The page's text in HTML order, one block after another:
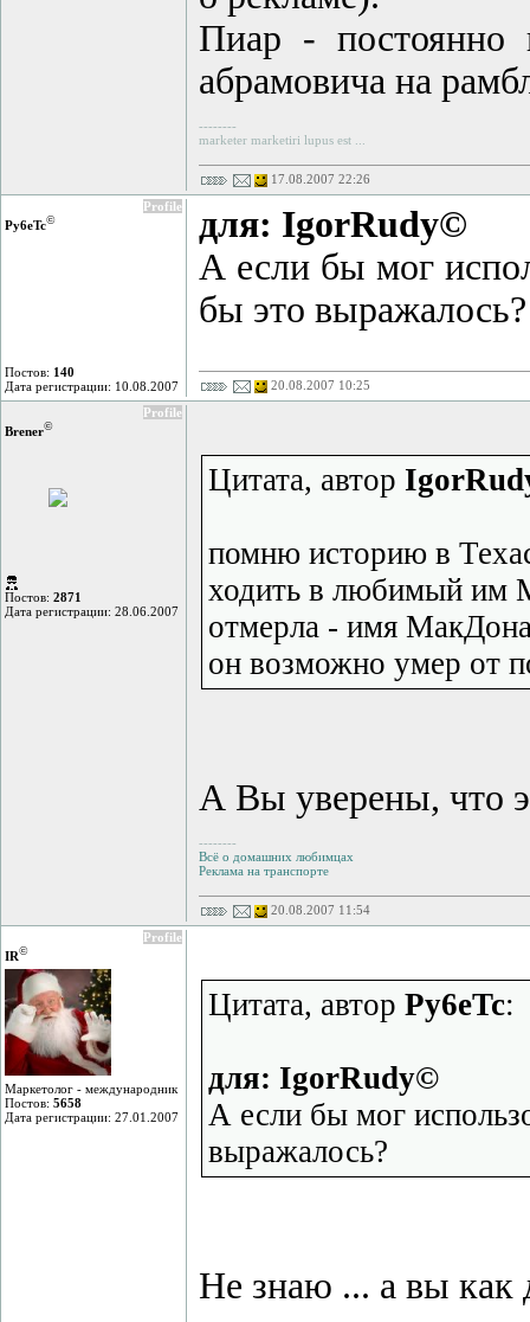
Пиар - постоянно
абрамовича на
--------
marketer marketiri lupus est ...
17.08.2007 22:26
Profile
Py6eTc©
Постов: 140
Дата регистрации: 10.08.2007
для: IgorRudy©
А если бы мог
бы это выражалось?
20.08.2007 10:25
Profile
Brener©
Постов: 2871
Дата регистрации: 28.06.2007
Цитата, автор
помню историю в
ходить в любимый им
отмерла - имя
он возможно умер от
А Вы уверены, что
--------
Всё о домашних любимцах
Реклама на транспорте
20.08.2007 11:54
Profile
IR©
Маркетолог - международник
Постов: 5658
Дата регистрации: 27.01.2007
Цитата, автор Py6eTc:
для: IgorRudy©
А если бы мог
выражалось?
Не знаю ... а вы как